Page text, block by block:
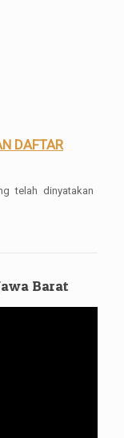
DAFTAR
telah dinyatakan
ijazahnya, gratis
Barat